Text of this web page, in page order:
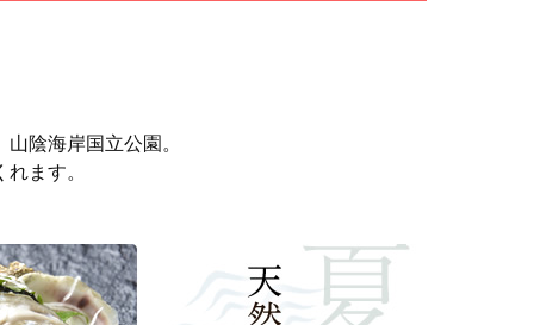
陰海岸国立公園。
ます。